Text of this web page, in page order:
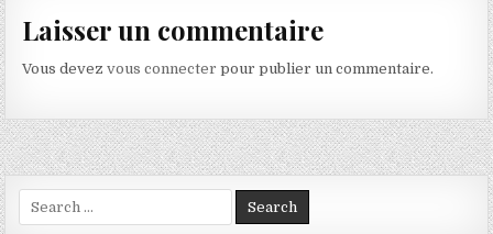
Laisser un commentaire
Vous devezvous connecter pour publier un commentaire.
Search for: